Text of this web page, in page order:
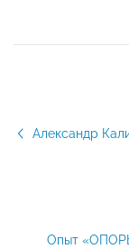
Александр
Опыт